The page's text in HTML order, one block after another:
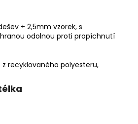
+ 2,5mm vzorek, s
odolnou proti propíchnutí
recyklovaného polyesteru,